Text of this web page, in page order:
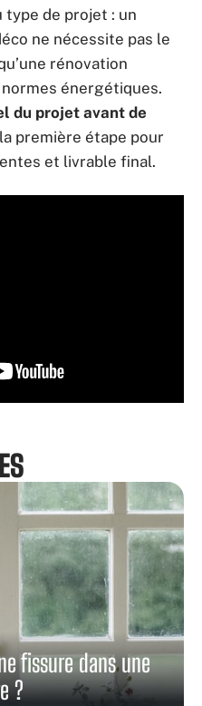
de projet : un
ne nécessite pas le
rénovation
énergétiques.
du projet avant de
première étape pour
et livrable final.
fissure dans une
?